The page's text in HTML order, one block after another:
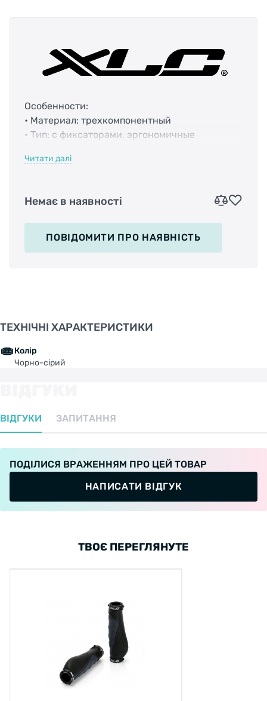
Особенности:
• Материал: трехкомпонентный
• Тип: с фиксаторами, эргономичные
• Вес: -
Читати далі
Немає в наявності
ПОВІДОМИТИ ПРО НАЯВНІСТЬ
ТЕХНІЧНІ ХАРАКТЕРИСТИКИ
Колір
Чорно-сірий
ВІДГУКИ ЗАПИТАННЯ
ПОДІЛИСЯ ВРАЖЕННЯМ ПРО ЦЕЙ ТОВАР
НАПИСАТИ ВІДГУК
ТВОЄ ПЕРЕГЛЯНУТЕ